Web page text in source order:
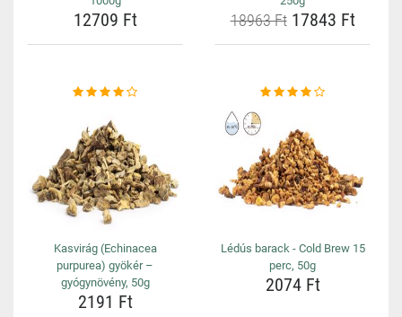
12709 Ft 18963 Ft17843 Ft
Kasvirág (Echinacea
purpurea) gyökér –
gyógynövény, 50g
2191 Ft
Lédús barack - Cold Brew 15
perc, 50g
2074 Ft